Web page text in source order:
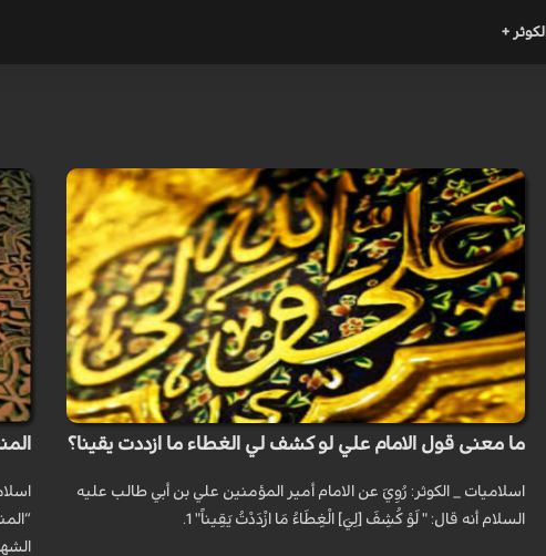
الكوثر +
ما معنى قول الامام علي لو كشف لي الغطاء ما ازددت يقينا؟
اسلاميات _ الكوثر: رُوِيَ عن الامام أمير المؤمنين علي بن أبي طالب عليه
السلام أنه قال: " لَوْ كُشِفَ‏ [لِيَ‏] الْغِطَاءُ مَا ازْدَدْتُ يَقِيناً" 1.